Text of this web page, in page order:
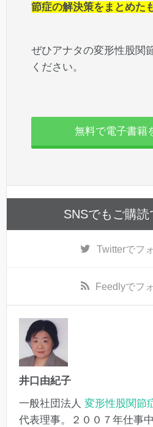
節症の解決策をまとめた
ぜひアナタの変形性股関
ください。
無料で電子書籍
SNSでもご購読
Twitterでフ
Feedlyでフ
井口由紀子
一般社団法人 変形性股関節
代表理事。２００７年仕事